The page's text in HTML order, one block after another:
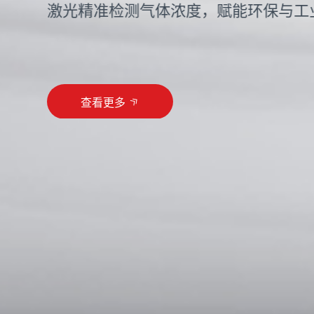
激光精准检测气体浓度，赋能环保与
查看更多